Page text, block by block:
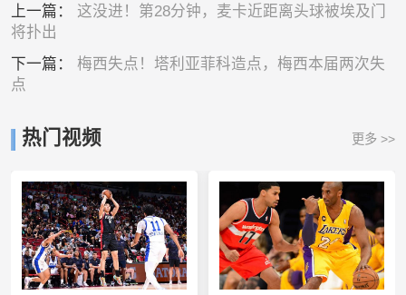
上一篇： 这没进！第28分钟，麦卡近距离头球被埃及门
将扑出
下一篇： 梅西失点！塔利亚菲科造点，梅西本届两次失
点
热门视频 更多 >>